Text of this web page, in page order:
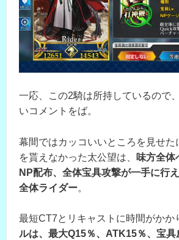
一応、この2騎は所持しているので
いコメントをば。
幕間ではカッコいいところを見せた
を貰えなかった太公望は、
味方全体
NP配布、全体宝具攻撃が一手に行
全体ライダー。
最短CT7とリキャストに時間がかか
ルは、最大Q15％、ATK15％、宝具